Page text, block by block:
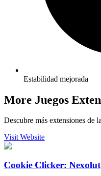
Estabilidad mejorada
More Juegos
Descubre más extensiones de
Visit Website
Cookie Clicker: Nexolut